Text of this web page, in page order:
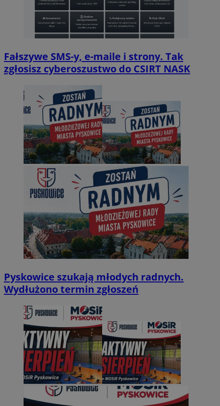
Fałszywe SMS-y, e-maile i strony. Tak
zgłosisz cyberoszustwo do CSIRT NASK
Pyskowice szukają młodych radnych.
Wydłużono termin zgłoszeń